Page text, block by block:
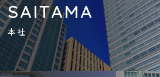
SAITAMA
本社